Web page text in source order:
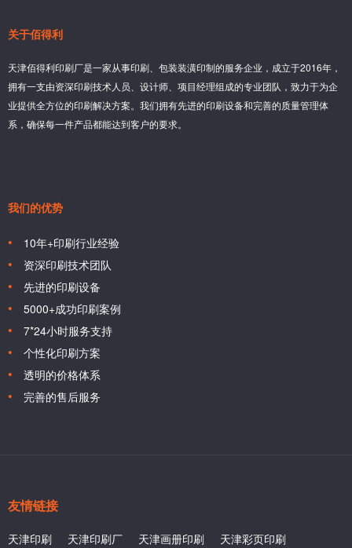
关于佰得利
天津佰得利印刷厂是一家从事印刷、包装装潢印制的服务企业，成立于2016年，
拥有一支由资深印刷技术人员、设计师、项目经理组成的专业团队，致力于为企
业提供全方位的印刷解决方案。我们拥有先进的印刷设备和完善的质量管理体
系，确保每一件产品都能达到客户的要求。
我们的优势
10年+印刷行业经验
资深印刷技术团队
先进的印刷设备
5000+成功印刷案例
7*24小时服务支持
个性化印刷方案
透明的价格体系
完善的售后服务
友情链接
天津印刷 天津印刷厂 天津画册印刷 天津彩页印刷